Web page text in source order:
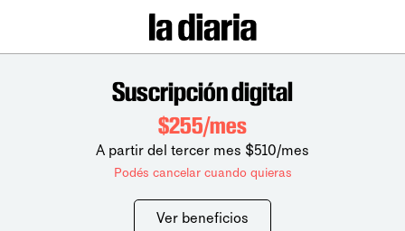
Suscripción digital
$255/mes
A partir del tercer mes $510/mes
Podés cancelar cuando quieras
Ver beneficios